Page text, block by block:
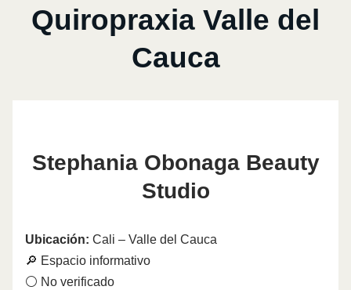
Quiropraxia Valle del
Cauca
Stephania Obonaga Beauty
Studio
Ubicación: Cali – Valle del Cauca
🔎 Espacio informativo
⚪ No verificado